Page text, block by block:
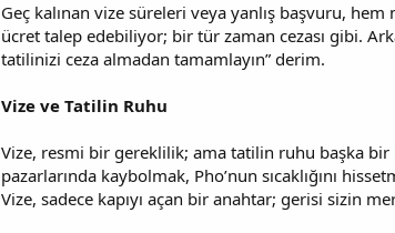
Geç kalınan vize süreleri veya yanlış başvuru,
ücret talep edebiliyor; bir tür zaman cezası gibi.
tatilinizi ceza almadan tamamlayın” derim.
Vize ve Tatilin Ruhu
Vize, resmi bir gereklilik; ama tatilin ruhu başka bir
pazarlarında kaybolmak, Pho’nun sıcaklığını
Vize, sadece kapıyı açan bir anahtar; gerisi sizin